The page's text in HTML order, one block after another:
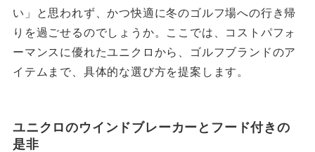
い」と思われず、かつ快適に冬のゴルフ場への行き帰
りを過ごせるのでしょうか。ここでは、コストパフォ
ーマンスに優れたユニクロから、ゴルフブランドのア
イテムまで、具体的な選び方を提案します。
ユニクロのウインドブレーカーとフード付きの
是非